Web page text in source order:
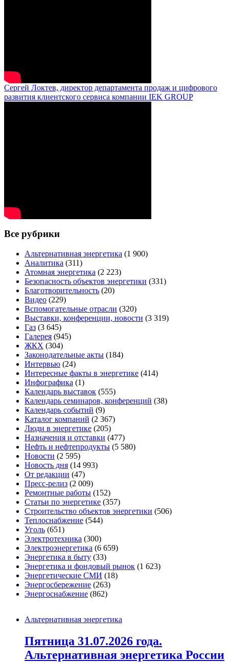
Сергей Локтев, директор департамента продаж и цифрового
развития клиентского сервиса компании IEK GROUP
Все рубрики
Альтернативная энергетика (1 900)
Аналитика (311)
Атомная энергетика (2 223)
Безопасность объектов энергетики (331)
Благотворительность (20)
Видео (229)
Вспомогательные отрасли (320)
Выставки, конференции, новости (3 319)
Газ (3 645)
Галерея (945)
ЖКХ (304)
Законодательные акты (184)
Интервью (24)
Интересные факты в энергетике (414)
Инфографика (1)
Календарь выставок (555)
Календарь семинаров, конференций (38)
Календарь событий (9)
Каталог компаний (2 367)
Люди в энергетике (205)
Назначения и отставки (477)
Нефть и нефтепродукты (5 580)
Новости (2 595)
Новость дня (14 993)
От редакции (47)
Пресс-релиз (2 009)
Ремонтные работы (152)
Статьи по энергетике (357)
Строительство объектов энергетики (506)
Теплоснабжение (544)
Уголь (651)
Электротехника (300)
Электроэнергетика (6 659)
Энергетика в быту (33)
Энергетика и фондовый рынок (1 623)
Энергетические СМИ (18)
Энергосбережение (263)
Энергоснабжение (862)
Альтернативная энергетика
Пятница 31.07.2026 года.
Альтернативная энергетика России